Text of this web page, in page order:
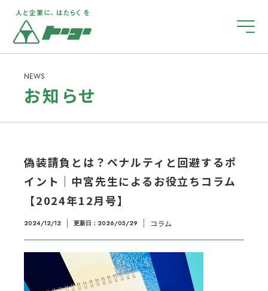
ホーム
企業のご担当者様へ
お仕事をお探しの皆さまへ
障がい者雇用について
会社案内
お知らせ
NEWS
お知らせ
偽装請負とは？ペナルティと回避するポ
イント｜中宮先生によるお役立ちコラム
【2024年12月号】
2024/12/12 更新日： 2026/05/29 コラム